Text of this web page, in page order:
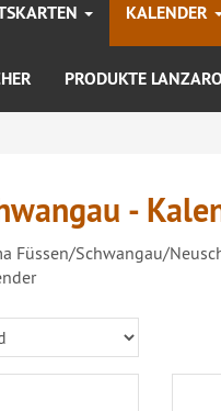
KALENDER
PRODUKTE
-
Füssen/Schwangau/